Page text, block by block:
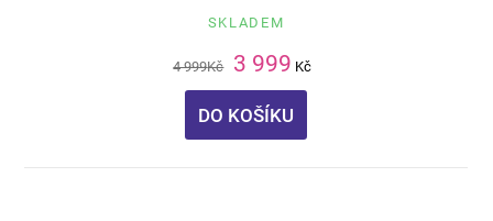
SKLADEM
4 999Kč 3 999 Kč
DO KOŠÍKU